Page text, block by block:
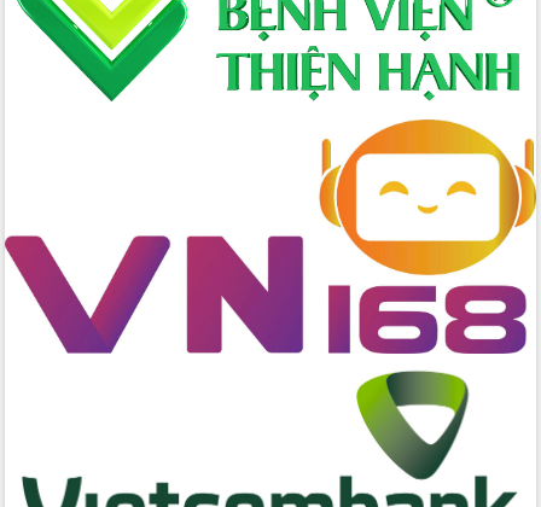
gia
Xã Ea H'leo giữ vững và nâng cao chất
lượng các tiêu chí nông thôn mới
Công bố quyết định của Ban Thường
Sở Công Thương đột phá số hóa 100%
thủ tục trực tuyến lấy sự hài lòng của
doanh nghiệp làm thước đo phục vụ
Đảm bảo công tác bầu cử triển khai
đúng tiến độ, quy trình theo luật định
thể, cá nhân tiêu biểu